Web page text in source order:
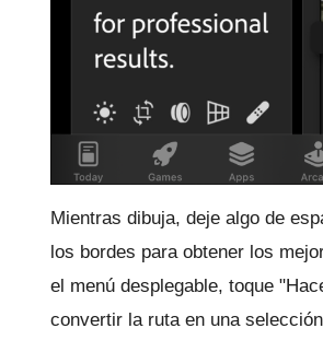
Mientras dibuja, deje algo de
los bordes para obtener los
el menú desplegable, toque
convertir la ruta en una